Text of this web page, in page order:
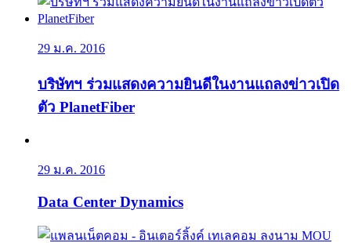
29 ม.ค. 2016
บริษัทฯ ร่วมแสดงความยินดีในงานแถลงข่าวเปิด
ตัว PlanetFiber
29 ม.ค. 2016
Data Center Dynamics